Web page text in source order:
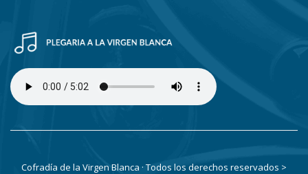
Cofradía de la Virgen Blanca · Todos los derechos reservados >